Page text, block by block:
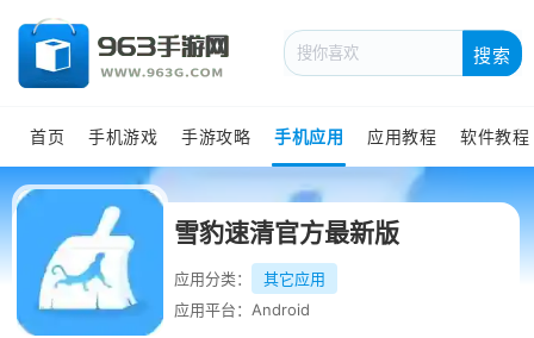
搜索
首页 手机游戏 手游攻略 手机应用 应用教程 软件教程
雪豹速清官方最新版
应用分类：
其它应用
应用平台：Android